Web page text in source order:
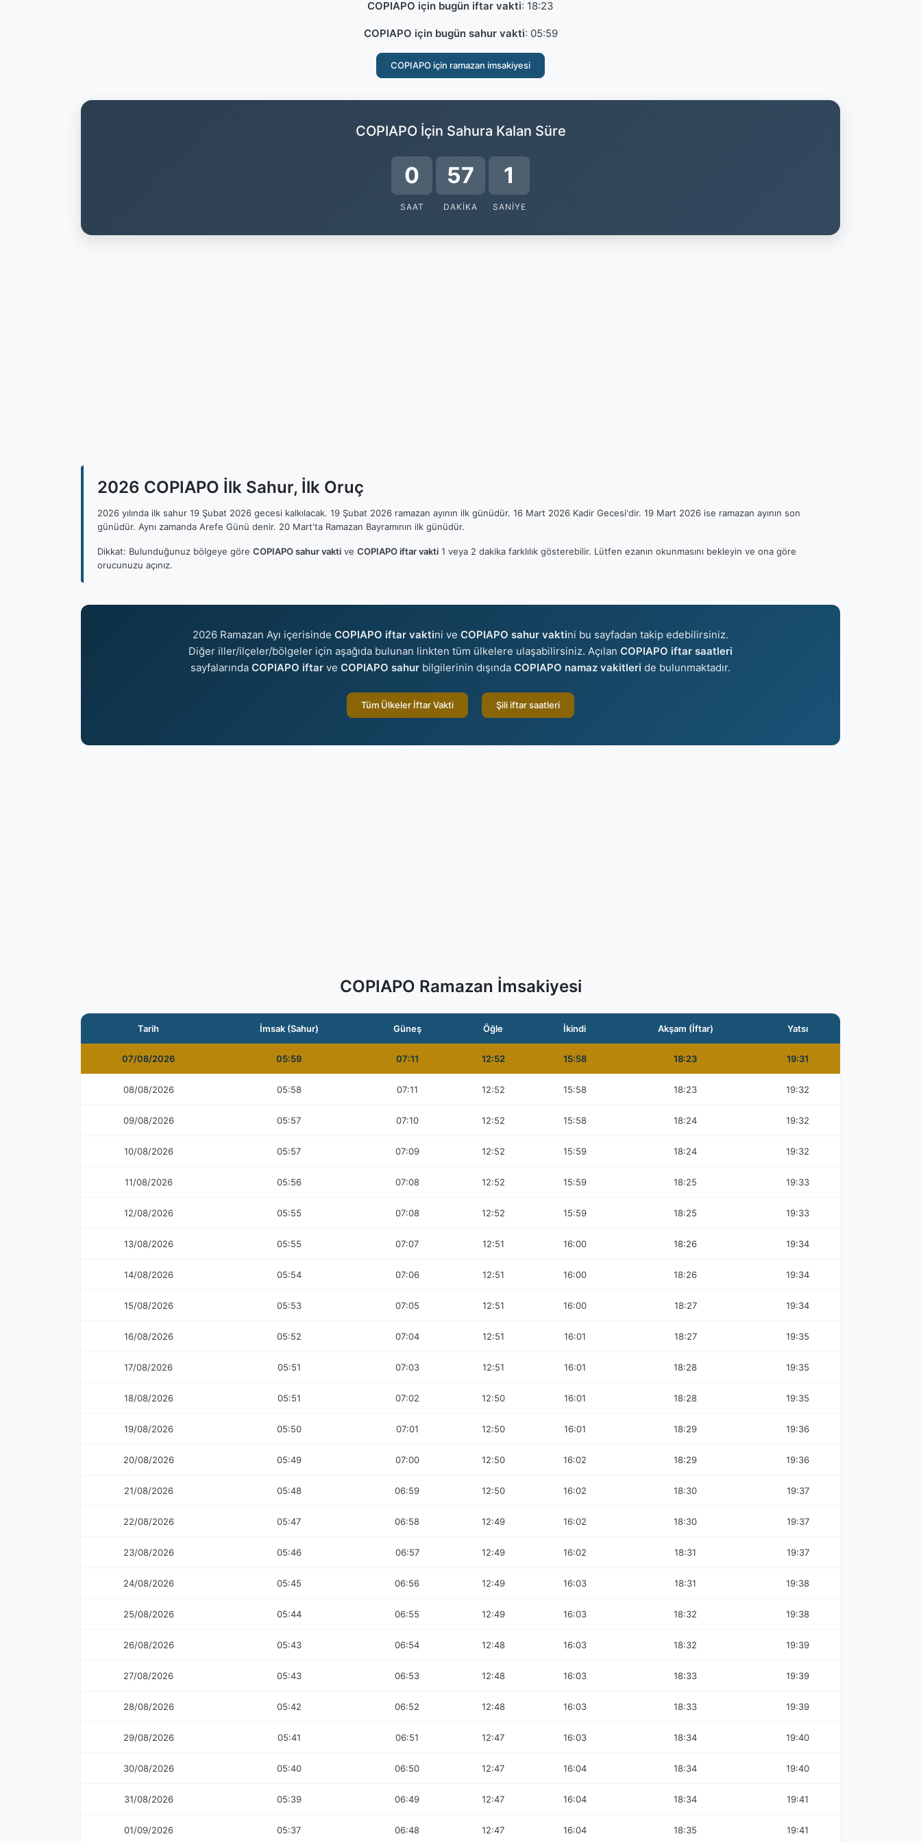
COPIAPO için bugün iftar vakti: 18:23
COPIAPO için bugün sahur vakti: 05:59
COPIAPO için ramazan imsakiyesi
COPIAPO İçin Sahura Kalan Süre
0
SAAT
57
DAKIKA
0
SANIYE
2026 COPIAPO İlk Sahur, İlk Oruç
2026 yılında ilk sahur 19 Şubat 2026 gecesi kalkılacak. 19 Şubat 2026 ramazan ayının ilk günüdür. 16 Mart 2026 Kadir Gecesi'dir. 19 Mart 2026 ise ramazan ayının son
günüdür. Aynı zamanda Arefe Günü denir. 20 Mart'ta Ramazan Bayramının ilk günüdür.
Dikkat: Bulunduğunuz bölgeye göre COPIAPO sahur vakti ve COPIAPO iftar vakti 1 veya 2 dakika farklılık gösterebilir. Lütfen ezanın okunmasını bekleyin ve ona göre
orucunuzu açınız.
2026 Ramazan Ayı içerisinde COPIAPO iftar vaktini ve COPIAPO sahur vaktini bu sayfadan takip edebilirsiniz.
Diğer iller/ilçeler/bölgeler için aşağıda bulunan linkten tüm ülkelere ulaşabilirsiniz. Açılan COPIAPO iftar saatleri
sayfalarında COPIAPO iftar ve COPIAPO sahur bilgilerinin dışında COPIAPO namaz vakitleri de bulunmaktadır.
Tüm Ülkeler İftar Vakti Şili iftar saatleri
COPIAPO Ramazan İmsakiyesi
Tarih İmsak (Sahur) Güneş Öğle İkindi Akşam (İftar) Yatsı
07/08/2026 05:59 07:11 12:52 15:58 18:23 19:31
08/08/2026 05:58 07:11 12:52 15:58 18:23 19:32
09/08/2026 05:57 07:10 12:52 15:58 18:24 19:32
10/08/2026 05:57 07:09 12:52 15:59 18:24 19:32
11/08/2026 05:56 07:08 12:52 15:59 18:25 19:33
12/08/2026 05:55 07:08 12:52 15:59 18:25 19:33
13/08/2026 05:55 07:07 12:51 16:00 18:26 19:34
14/08/2026 05:54 07:06 12:51 16:00 18:26 19:34
15/08/2026 05:53 07:05 12:51 16:00 18:27 19:34
16/08/2026 05:52 07:04 12:51 16:01 18:27 19:35
17/08/2026 05:51 07:03 12:51 16:01 18:28 19:35
18/08/2026 05:51 07:02 12:50 16:01 18:28 19:35
19/08/2026 05:50 07:01 12:50 16:01 18:29 19:36
20/08/2026 05:49 07:00 12:50 16:02 18:29 19:36
21/08/2026 05:48 06:59 12:50 16:02 18:30 19:37
22/08/2026 05:47 06:58 12:49 16:02 18:30 19:37
23/08/2026 05:46 06:57 12:49 16:02 18:31 19:37
24/08/2026 05:45 06:56 12:49 16:03 18:31 19:38
25/08/2026 05:44 06:55 12:49 16:03 18:32 19:38
26/08/2026 05:43 06:54 12:48 16:03 18:32 19:39
27/08/2026 05:43 06:53 12:48 16:03 18:33 19:39
28/08/2026 05:42 06:52 12:48 16:03 18:33 19:39
29/08/2026 05:41 06:51 12:47 16:03 18:34 19:40
30/08/2026 05:40 06:50 12:47 16:04 18:34 19:40
31/08/2026 05:39 06:49 12:47 16:04 18:34 19:41
01/09/2026 05:37 06:48 12:47 16:04 18:35 19:41